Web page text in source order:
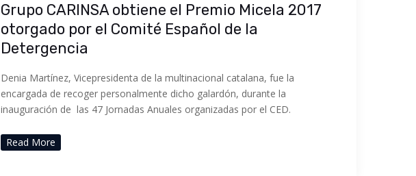
Grupo CARINSA obtiene el Premio Micela 2017
otorgado por el Comité Español de la
Detergencia
Denia Martínez, Vicepresidenta de la multinacional catalana, fue la
encargada de recoger personalmente dicho galardón, durante la
inauguración de las 47 Jornadas Anuales organizadas por el CED.
Read More